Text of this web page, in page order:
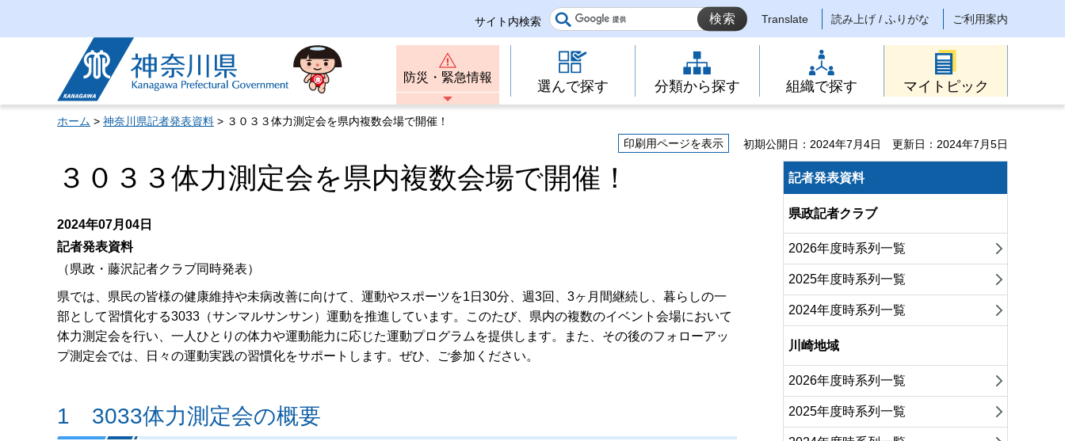
サイト内検索 Translate 読み上げ / ふりがな ご利用案内
神奈川県
防災・緊急情報
選んで探す 分類から探す 組織で探す マイトピック
ホーム > 神奈川県記者発表資料 > ３０３３体力測定会を県内複数会場で開催！
印刷用ページを表示
初期公開日：2024年7月4日 更新日：2024年7月5日
３０３３体力測定会を県内複数会場で開催！
2024年07月04日
記者発表資料
（県政・藤沢記者クラブ同時発表）
県では、県民の皆様の健康維持や未病改善に向けて、運動やスポーツを1日30分、週3回、3ヶ月間継続し、暮らしの一
部として習慣化する3033（サンマルサンサン）運動を推進しています。このたび、県内の複数のイベント会場において
体力測定会を行い、一人ひとりの体力や運動能力に応じた運動プログラムを提供します。また、その後のフォローアッ
プ測定会では、日々の運動実践の習慣化をサポートします。ぜひ、ご参加ください。
1 3033体力測定会の概要
記者発表資料
県政記者クラブ
2026年度時系列一覧
2025年度時系列一覧
2024年度時系列一覧
川崎地域
2026年度時系列一覧
2025年度時系列一覧